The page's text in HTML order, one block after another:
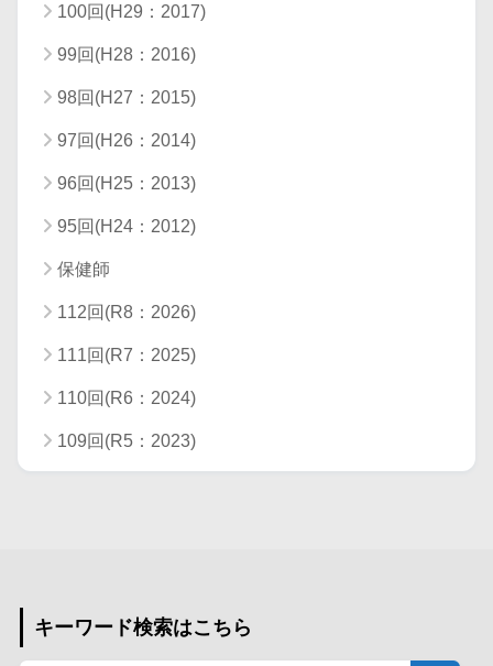
100回(H29：2017)
99回(H28：2016)
98回(H27：2015)
97回(H26：2014)
96回(H25：2013)
95回(H24：2012)
保健師
112回(R8：2026)
111回(R7：2025)
110回(R6：2024)
109回(R5：2023)
キーワード検索はこちら